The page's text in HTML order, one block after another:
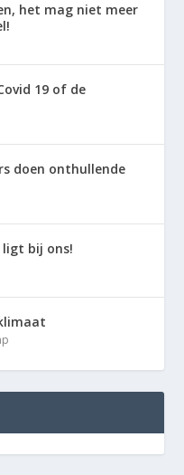
het mag niet meer
19 of de
doen onthullende
ligt bij ons!